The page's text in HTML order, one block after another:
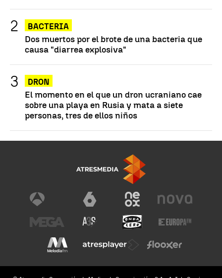
BACTERIA
Dos muertos por el brote de una bacteria que
causa "diarrea explosiva"
DRON
El momento en el que un dron ucraniano cae
sobre una playa en Rusia y mata a siete
personas, tres de ellos niños